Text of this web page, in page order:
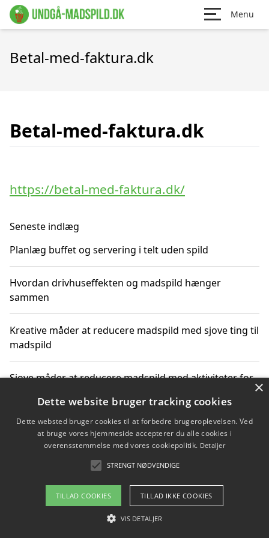
Menu
Betal-med-faktura.dk
Betal-med-faktura.dk
https://betal-med-faktura.dk/
Seneste indlæg
Planlæg buffet og servering i telt uden spild
Hvordan drivhuseffekten og madspild hænger
sammen
Kreative måder at reducere madspild med sjove ting til
madspild
Sjove måder at reducere madspild med aktiviteter for
Hvor finder jeg nemme måltidskasser i Vejle
Om / kontakt
Blog Betingelser
×
Dette website bruger tracking cookies
Dette websted bruger cookies til at forbedre brugeroplevelsen. Ved
at bruge vores hjemmeside accepterer du alle cookies i
overensstemmelse med vores cookiepolitik. Detaljer
STRENGT NØDVENDIGE
TILLAD COOKIES TILLAD IKKE COOKIES
VIS DETALJER